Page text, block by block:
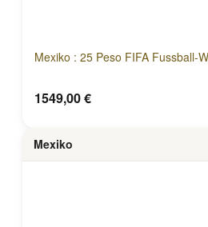
Mexiko : 25 Peso FIFA Fussball-
1549,00 €
Mexiko